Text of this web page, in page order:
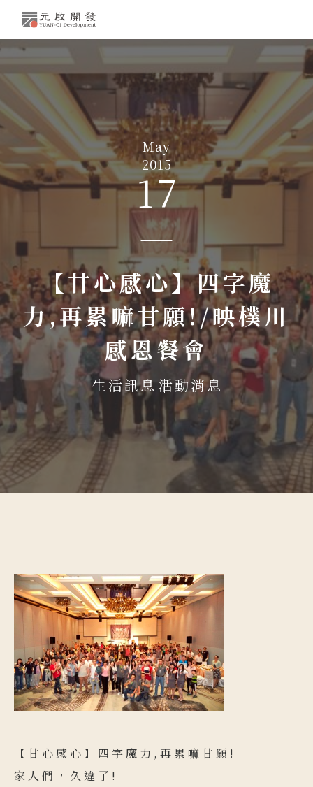
May
2015
17
【甘心感心】四字魔
力,再累嘛甘願!/映樸川
感恩餐會
生活訊息 活動消息
【甘心感心】四字魔力,再累嘛甘願!
家人們，久違了!